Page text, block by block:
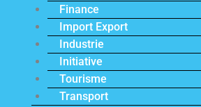
Finance
Import Export
Industrie
Initiative
Tourisme
Transport